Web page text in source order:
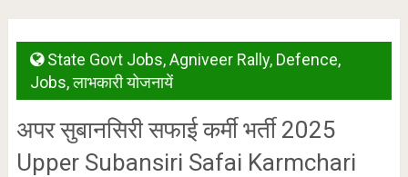
State Govt Jobs,Agniveer Rally, Defence,
Jobs,लाभकारी योजनायें
अपर सुबानसिरी सफाई कर्मी भर्ती 2025
Upper Subansiri Safai Karmchari